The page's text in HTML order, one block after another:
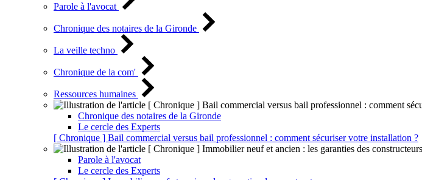
Parole à l'avocat
Chronique des notaires de la Gironde
La veille techno
Chronique de la com'
Ressources humaines
Chronique des notaires de la Gironde
Le cercle des Experts
[ Chronique ] Bail commercial versus bail professionnel : comment sécuriser votre installation ?
Parole à l'avocat
Le cercle des Experts